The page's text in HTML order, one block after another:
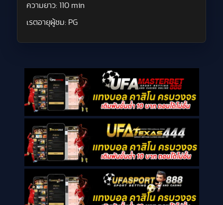
ความยาว: 110 min
เรตอายุผู้ชม: PG